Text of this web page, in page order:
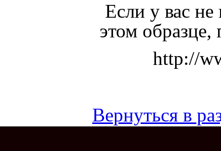
Если у вас не
этом образце,
http://
Вернуться в